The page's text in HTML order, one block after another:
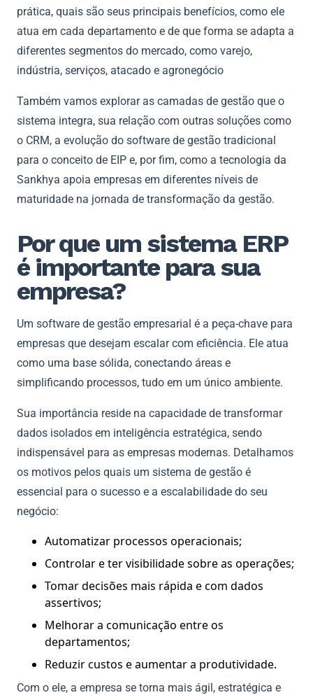
prática, quais são seus principais benefícios, como ele
atua em cada departamento e de que forma se adapta a
diferentes segmentos do mercado, como varejo,
indústria, serviços, atacado e agronegócio
Também vamos explorar as camadas de gestão que o
sistema integra, sua relação com outras soluções como
o CRM, a evolução do software de gestão tradicional
para o conceito de EIP e, por fim, como a tecnologia da
Sankhya apoia empresas em diferentes níveis de
maturidade na jornada de transformação da gestão.
Por que um sistema ERP
é importante para sua
empresa?
Um software de gestão empresarial é a peça-chave para
empresas que desejam escalar com eficiência. Ele atua
como uma base sólida, conectando áreas e
simplificando processos, tudo em um único ambiente.
Sua importância reside na capacidade de transformar
dados isolados em inteligência estratégica, sendo
indispensável para as empresas modernas. Detalhamos
os motivos pelos quais um sistema de gestão é
essencial para o sucesso e a escalabilidade do seu
negócio:
Automatizar processos operacionais;
Controlar e ter visibilidade sobre as operações;
Tomar decisões mais rápida e com dados
assertivos;
Melhorar a comunicação entre os
departamentos;
Reduzir custos e aumentar a produtividade.
Com o ele, a empresa se torna mais ágil, estratégica e